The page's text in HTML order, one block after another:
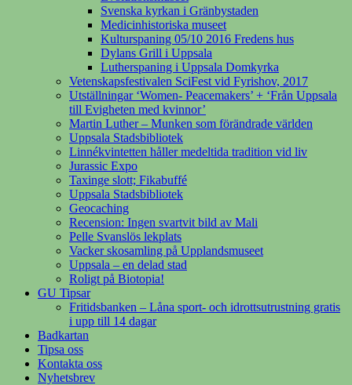
Svenska kyrkan i Gränbystaden
Medicinhistoriska museet
Kulturspaning 05/10 2016 Fredens hus
Dylans Grill i Uppsala
Lutherspaning i Uppsala Domkyrka
Vetenskapsfestivalen SciFest vid Fyrishov, 2017
Utställningar ‘Women- Peacemakers’ + ‘Från Uppsala
till Evigheten med kvinnor’
Martin Luther – Munken som förändrade världen
Uppsala Stadsbibliotek
Linnékvintetten håller medeltida tradition vid liv
Jurassic Expo
Taxinge slott; Fikabuffé
Uppsala Stadsbibliotek
Geocaching
Recension: Ingen svartvit bild av Mali
Pelle Svanslös lekplats
Vacker skosamling på Upplandsmuseet
Uppsala – en delad stad
Roligt på Biotopia!
GU Tipsar
Fritidsbanken – Låna sport- och idrottsutrustning gratis
i upp till 14 dagar
Badkartan
Tipsa oss
Kontakta oss
Nyhetsbrev